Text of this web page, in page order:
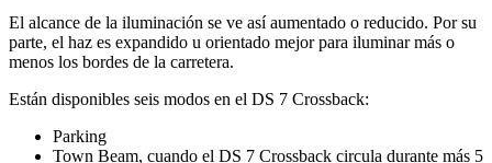
El alcance de la iluminación se ve así aumentado o reducido. Por su
parte, el haz es expandido u orientado mejor para iluminar más o
menos los bordes de la carretera.
Están disponibles seis modos en el DS 7 Crossback:
Parking
Town Beam, cuando el DS 7 Crossback circula durante más 5